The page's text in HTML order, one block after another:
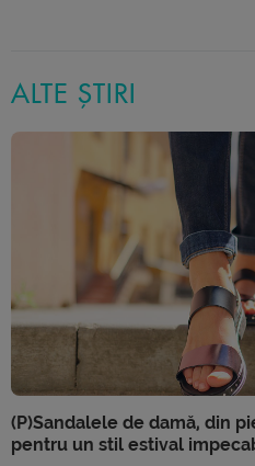
ALTE ȘTIRI
(P)Sandalele de damă, din
pentru un stil estival